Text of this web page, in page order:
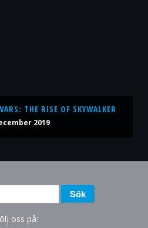
THE RISE OF SKYWALKER
2019
Sök
oss på: